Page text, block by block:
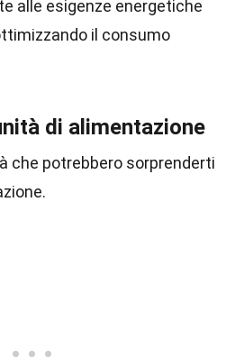
alle esigenze energetiche
il consumo
di alimentazione
che potrebbero sorprenderti